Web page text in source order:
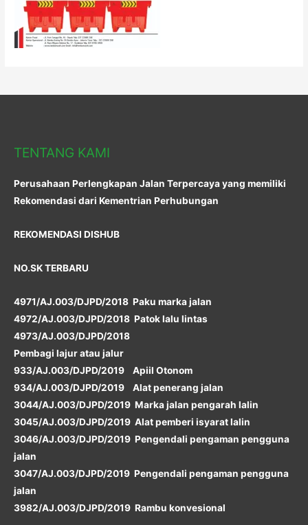
TENTANG KAMI
Perusahaan Perlengkapan Jalan Terpercaya yang memiliki
Rekomendasi dari Kementrian Perhubungan
REKOMENDASI DISHUB
NO.SK TERBARU
4971/AJ.003/DJPD/2018 Paku marka jalan
4972/AJ.003/DJPD/2018 Patok lalu lintas
4973/AJ.003/DJPD/2018
Pembagi lajur atau jalur
933/AJ.003/DJPD/2019 Apiil Otonom
934/AJ.003/DJPD/2019 Alat penerang jalan
3044/AJ.003/DJPD/2019 Marka jalan pengarah lalin
3045/AJ.003/DJPD/2019 Alat pemberi isyarat lalin
3046/AJ.003/DJPD/2019 Pengendali pengaman pengguna
jalan
3047/AJ.003/DJPD/2019 Pengendali pengaman pengguna
jalan
3982/AJ.003/DJPD/2019 Rambu konvesional